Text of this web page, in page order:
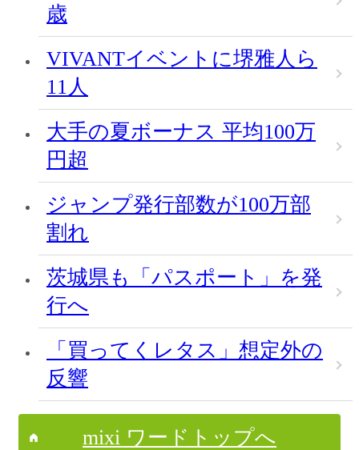
歳
VIVANTイベントに堺雅人ら
11人
大手の夏ボーナス 平均100万
円超
ジャンプ発行部数が100万部
割れ
茨城県も「パスポート」を発
行へ
「買ってくレタス」想定外の
反響
mixi ワードトップへ